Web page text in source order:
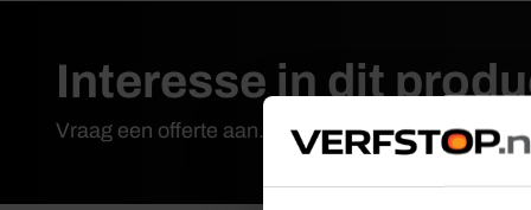
Interesse in dit
Vraag een offerte aan.